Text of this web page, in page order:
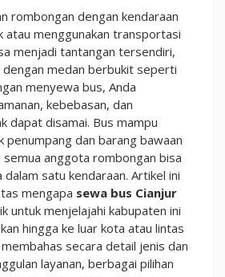
rombongan dengan kendaraan
atau menggunakan transportasi
menjadi tantangan tersendiri,
medan berbukit seperti
menyewa bus, Anda
kebebasan, dan
dapat disamai. Bus mampu
penumpang dan barang bawaan
semua anggota rombongan bisa
satu kendaraan. Artikel ini
mengapa sewa bus Cianjur
untuk menjelajahi kabupaten ini
hingga ke luar kota atau lintas
secara detail jenis dan
layanan, berbagai pilihan